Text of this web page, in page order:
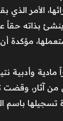
الأمر الذي
بذاته
مؤكدة
وأدبية
تبعاً لذلك
تسجيلها